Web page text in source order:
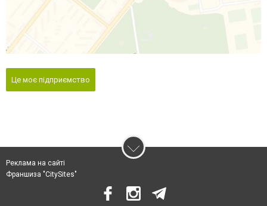
Це моє підприємство
Реклама на сайті
Франшиза "CitySites"